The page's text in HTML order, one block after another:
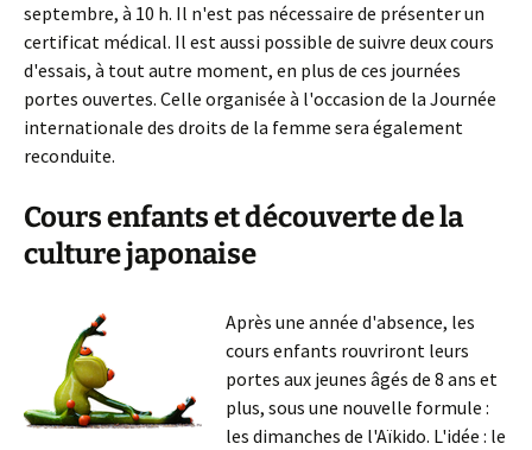
septembre, à 10 h. Il n'est pas nécessaire de présenter un
certificat médical. Il est aussi possible de suivre deux cours
d'essais, à tout autre moment, en plus de ces journées
portes ouvertes. Celle organisée à l'occasion de la Journée
internationale des droits de la femme sera également
reconduite.
Cours enfants et découverte de la
culture japonaise
Après une année d'absence, les
cours enfants rouvriront leurs
portes aux jeunes âgés de 8 ans et
plus, sous une nouvelle formule :
les dimanches de l'Aïkido. L'idée : le